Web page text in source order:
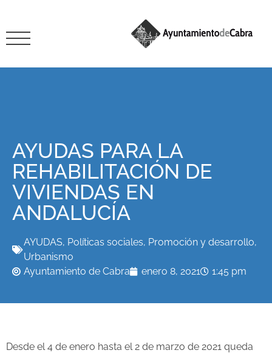
AYUDAS PARA LA
REHABILITACIÓN DE
VIVIENDAS EN
ANDALUCÍA
AYUDAS, Políticas sociales, Promoción y desarrollo,
Urbanismo
Ayuntamiento de Cabra
enero 8, 2021 1:45 pm
Desde el 4 de enero hasta el 2 de marzo de 2021 queda